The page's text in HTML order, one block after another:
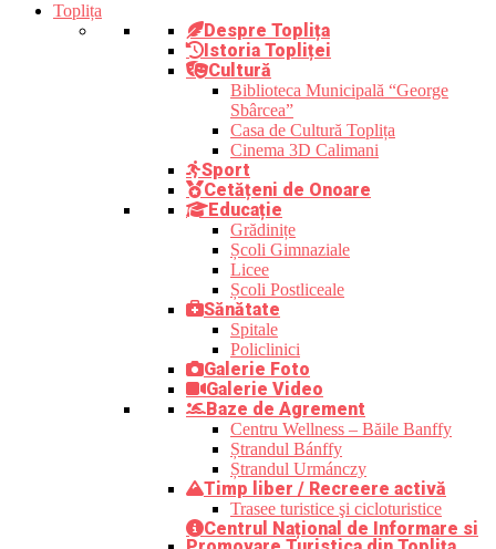
Toplița
Despre Toplița
Istoria Topliței
Cultură
Biblioteca Municipală “George
Sbârcea”
Casa de Cultură Toplița
Cinema 3D Calimani
Sport
Cetățeni de Onoare
Educație
Grădinițe
Școli Gimnaziale
Licee
Școli Postliceale
Sănătate
Spitale
Policlinici
Galerie Foto
Galerie Video
Baze de Agrement
Centru Wellness – Băile Banffy
Ștrandul Bánffy
Ștrandul Urmánczy
Timp liber / Recreere activă
Trasee turistice şi cicloturistice
Centrul Național de Informare si